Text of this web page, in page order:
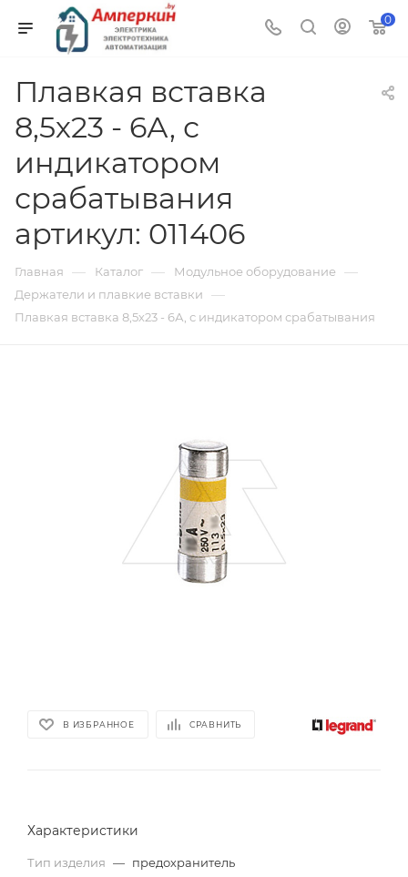
0
Плавкая вставка
8,5х23 - 6А, с
индикатором
срабатывания
артикул: 011406
Главная — Каталог — Модульное оборудование —
Держатели и плавкие вставки —
Плавкая вставка 8,5х23 - 6А, с индикатором срабатывания
В ИЗБРАННОЕ СРАВНИТЬ
Характеристики
Тип изделия — предохранитель